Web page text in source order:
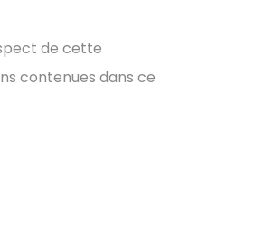
de cette
contenues dans ce